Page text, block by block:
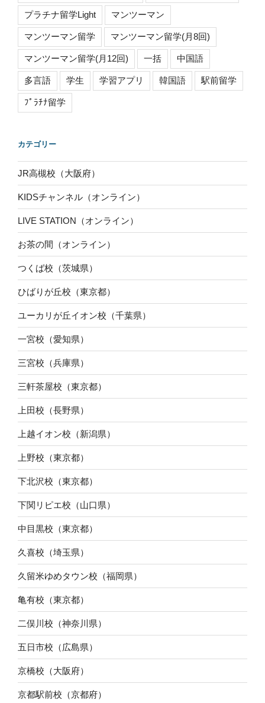
プラチナ留学Light マンツーマン
マンツーマン留学 マンツーマン留学(月8回)
マンツーマン留学(月12回) 一括 中国語
多言語 学生 学習アプリ 韓国語 駅前留学
ﾌﾟﾗﾁﾅ留学
カテゴリー
JR高槻校（大阪府）
KIDSチャンネル（オンライン）
LIVE STATION（オンライン）
お茶の間（オンライン）
つくば校（茨城県）
ひばりが丘校（東京都）
ユーカリが丘イオン校（千葉県）
一宮校（愛知県）
三宮校（兵庫県）
三軒茶屋校（東京都）
上田校（長野県）
上越イオン校（新潟県）
上野校（東京都）
下北沢校（東京都）
下関リピエ校（山口県）
中目黒校（東京都）
久喜校（埼玉県）
久留米ゆめタウン校（福岡県）
亀有校（東京都）
二俣川校（神奈川県）
五日市校（広島県）
京橋校（大阪府）
京都駅前校（京都府）